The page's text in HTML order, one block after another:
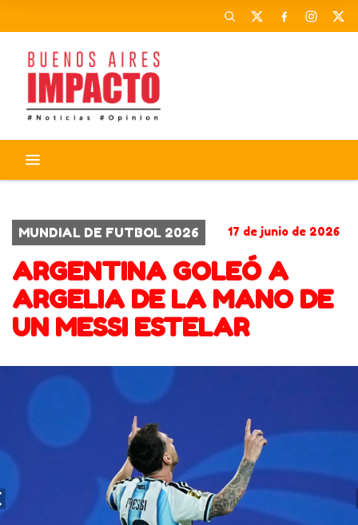
MUNDIAL DE FUTBOL 2026 17 de junio de 2026
ARGENTINA GOLEÓ A
ARGELIA DE LA MANO DE
UN MESSI ESTELAR